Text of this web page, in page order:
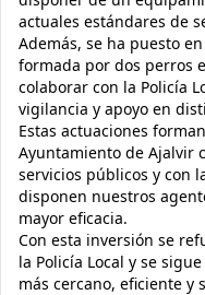
actuales estándares de
Además, se ha puesto
formada por dos perros
colaborar con la Policía
vigilancia y apoyo en
Estas actuaciones
Ayuntamiento de Ajalvir
servicios públicos y con
disponen nuestros
mayor eficacia.
Con esta inversión se
la Policía Local y se
más cercano, eficiente y